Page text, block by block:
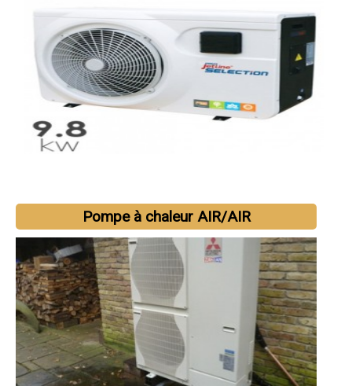
Pompe à chaleur AIR/AIR